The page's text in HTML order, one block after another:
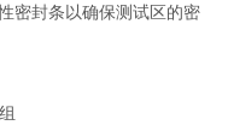
密封条以确保测试区的密